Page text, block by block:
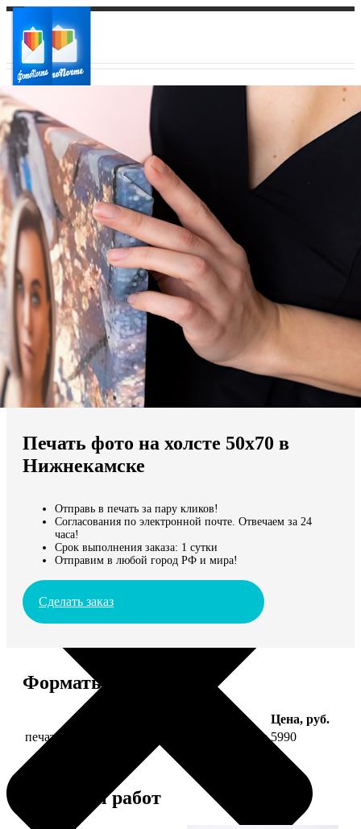
Ваш город:
Ваш регион доставки
Выберите из списка:
Мы доставляем по всему миру
Продолжить без города
Печать фото на холсте 50х70 в
Нижнекамске
Отправь в печать за пару кликов!
Согласования по электронной почте. Отвечаем за 24
часа!
Срок выполнения заказа: 1 сутки
Отправим в любой город РФ и мира!
Сделать заказ
Форматы и цены
Цена, руб.
печать фото на холсте 50х70 на подрамнике 5990
Примеры работ